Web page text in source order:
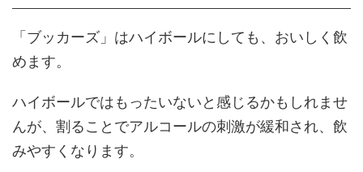
「ブッカーズ」はハイボールにしても、おいしく飲
めます。
ハイボールではもったいないと感じるかもしれませ
んが、割ることでアルコールの刺激が緩和され、飲
みやすくなります。